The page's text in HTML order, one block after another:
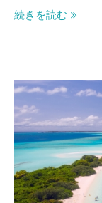
続きを読む